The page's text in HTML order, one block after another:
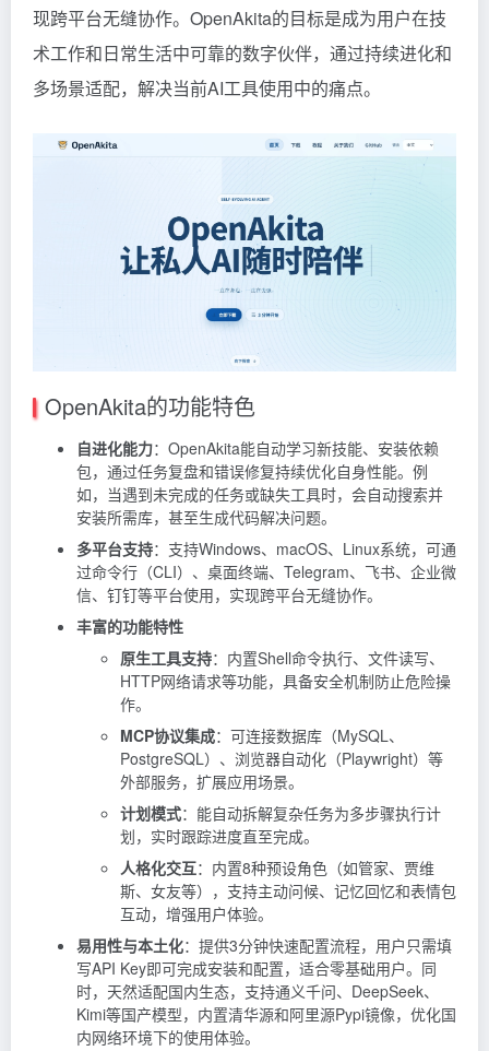
现跨平台无缝协作。OpenAkita的目标是成为用户在技
术工作和日常生活中可靠的数字伙伴，通过持续进化和
多场景适配，解决当前AI工具使用中的痛点。
OpenAkita的功能特色
自进化能力：OpenAkita能自动学习新技能、安装依赖
包，通过任务复盘和错误修复持续优化自身性能。例
如，当遇到未完成的任务或缺失工具时，会自动搜索并
安装所需库，甚至生成代码解决问题。
多平台支持：支持Windows、macOS、Linux系统，可通
过命令行（CLI）、桌面终端、Telegram、飞书、企业微
信、钉钉等平台使用，实现跨平台无缝协作。
丰富的功能特性
原生工具支持：内置Shell命令执行、文件读写、
HTTP网络请求等功能，具备安全机制防止危险操
作。
MCP协议集成：可连接数据库（MySQL、
PostgreSQL）、浏览器自动化（Playwright）等
外部服务，扩展应用场景。
计划模式：能自动拆解复杂任务为多步骤执行计
划，实时跟踪进度直至完成。
人格化交互：内置8种预设角色（如管家、贾维
斯、女友等），支持主动问候、记忆回忆和表情包
互动，增强用户体验。
易用性与本土化：提供3分钟快速配置流程，用户只需填
写API Key即可完成安装和配置，适合零基础用户。同
时，天然适配国内生态，支持通义千问、DeepSeek、
Kimi等国产模型，内置清华源和阿里源Pypi镜像，优化国
内网络环境下的使用体验。